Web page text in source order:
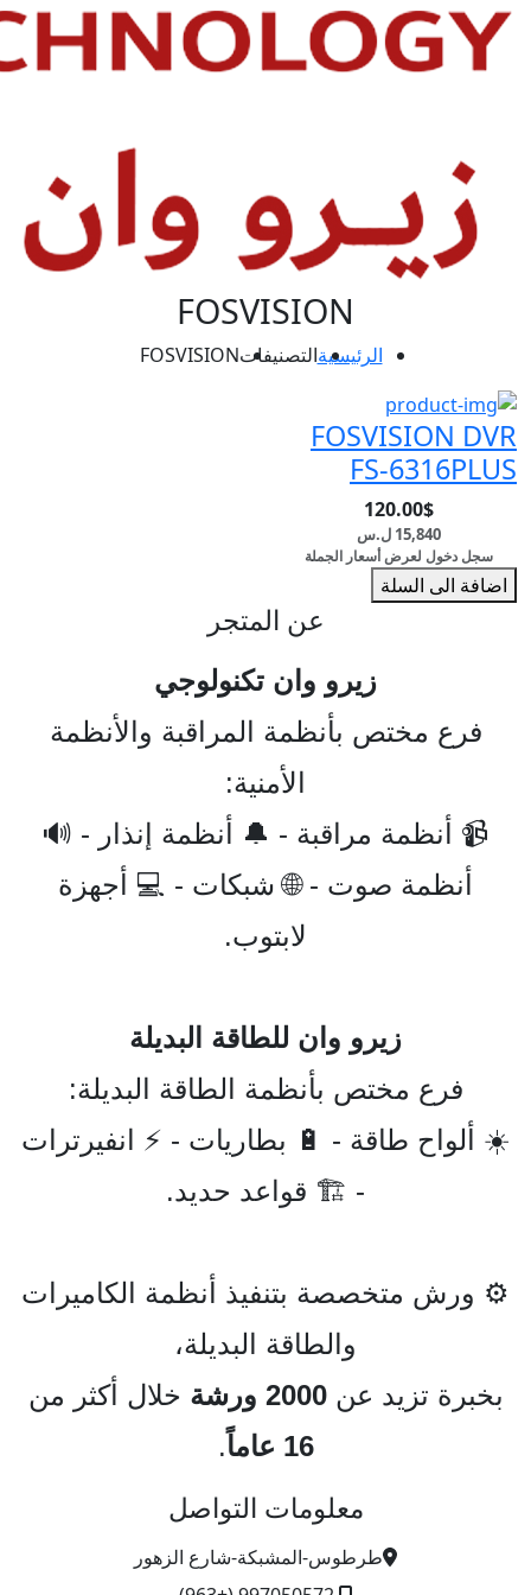
FOSVISION
الرئيسيةالتصنيفاتFOSVISION
FOSVISION DVR
FS-6316PLUS
120.00$
15,840 ل.س
سجل دخول لعرض أسعار الجملة
اضافة الى السلة
عن المتجر
زيرو وان تكنولوجي
فرع مختص بأنظمة المراقبة والأنظمة
الأمنية:
📹 أنظمة مراقبة - 🔔 أنظمة إنذار - 🔊
أنظمة صوت - 🌐 شبكات - 💻 أجهزة
لابتوب.
زيرو وان للطاقة البديلة
فرع مختص بأنظمة الطاقة البديلة:
☀️ ألواح طاقة - 🔋 بطاريات - ⚡ انفيرترات
- 🏗️ قواعد حديد.
⚙️ ورش متخصصة بتنفيذ أنظمة الكاميرات
والطاقة البديلة،
بخبرة تزيد عن2000 ورشة
خلال أكثر من
16 عاماً
.
معلومات التواصل
طرطوس-المشبكة-شارع الزهور